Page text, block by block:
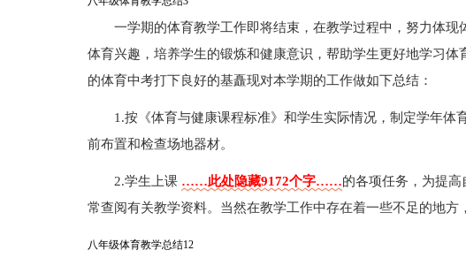
一学期的体育教学工作即将结束，在教学过程中，努力体
体育兴趣，培养学生的锻炼和健康意识，帮助学生更好地学习
的体育中考打下良好的基矗现对本学期的工作做如下总结：
1.按《体育与健康课程标准》和学生实际情况，制定学年体
前布置和检查场地器材。
2.学生上课 ……此处隐藏9172个字……的各项任务，为提
常查阅有关教学资料。当然在教学工作中存在着一些不足的地方
八年级体育教学总结12